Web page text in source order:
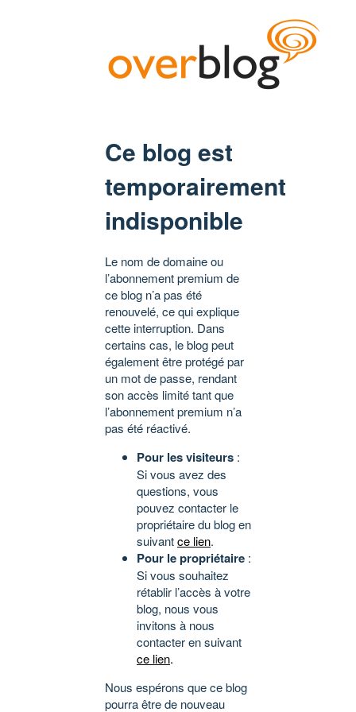
Ce blog est
temporairement
indisponible
Le nom de domaine ou
l’abonnement premium de
ce blog n’a pas été
renouvelé, ce qui explique
cette interruption. Dans
certains cas, le blog peut
également être protégé par
un mot de passe, rendant
son accès limité tant que
l’abonnement premium n’a
pas été réactivé.
Pour les visiteurs :
Si vous avez des
questions, vous
pouvez contacter le
propriétaire du blog en
suivantce lien.
Pour le propriétaire :
Si vous souhaitez
rétablir l’accès à votre
blog, nous vous
invitons à nous
contacter en suivant
ce lien.
Nous espérons que ce blog
pourra être de nouveau